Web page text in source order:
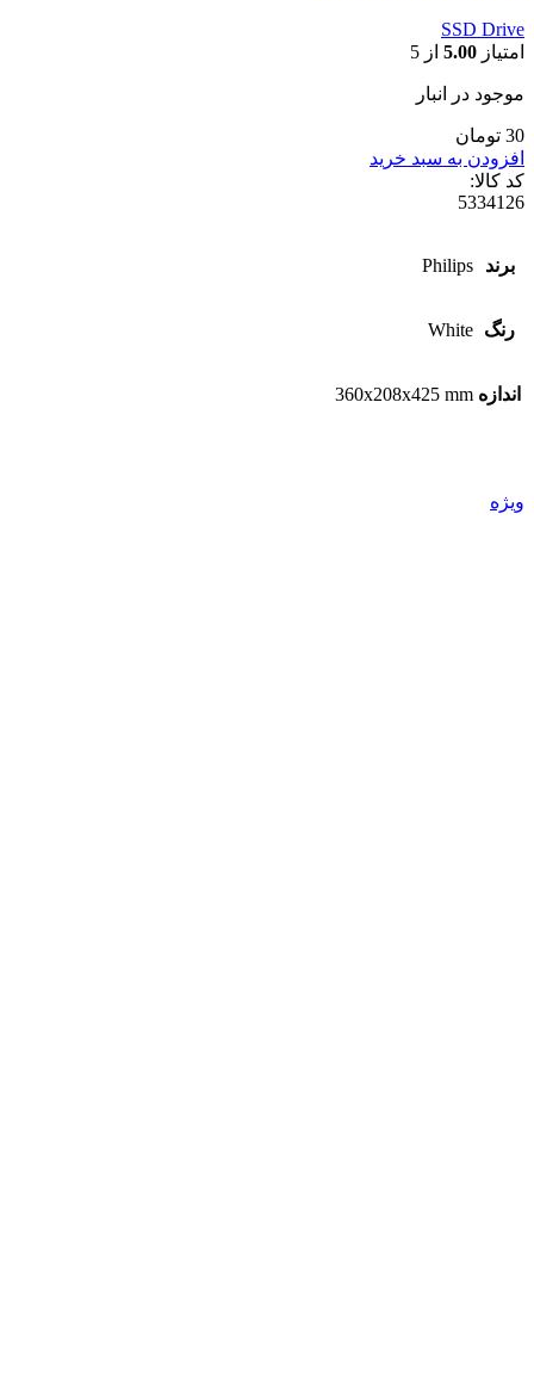
SSD Drive
امتیاز 5.00 از 5
موجود در انبار
30 تومان
افزودن به سبد خرید
کد کالا:
5334126
برند Philips
رنگ White
اندازه 360x208x425 mm
ویژه